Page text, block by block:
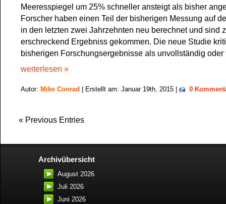
Meeresspiegel um 25% schneller ansteigt als bisher
Forscher haben einen Teil der bisherigen Messung auf
in den letzten zwei Jahrzehnten neu berechnet und sind
erschreckend Ergebniss gekommen. Die neue Studie
bisherigen Forschungsergebnisse als unvollständig oder
weiterlesen »
Autor: Mike Conrad | Erstellt am: Januar 19th, 2015 | 0
« Previous Entries
Archivübersicht
August 2026
Juli 2026
Juni 2026